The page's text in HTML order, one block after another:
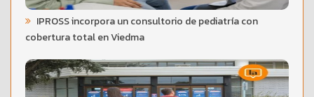
IPROSS incorpora un consultorio de pediatría con
cobertura total en Viedma